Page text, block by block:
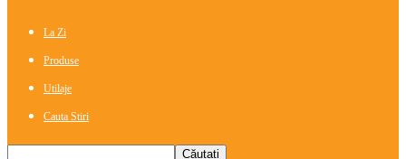
La Zi
Produse
Utilaje
Cauta Stiri